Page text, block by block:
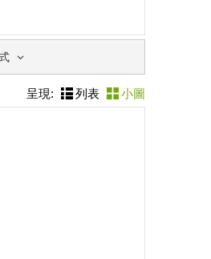
呈現: 列表 小圖